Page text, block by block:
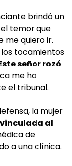
brindó un
temor que
me quiero ir.
tocamientos
señor rozó
me ha
el tribunal.
la mujer
al
de
a una clínica.